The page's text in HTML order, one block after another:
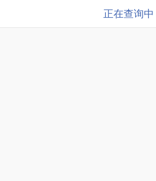
正在查询中